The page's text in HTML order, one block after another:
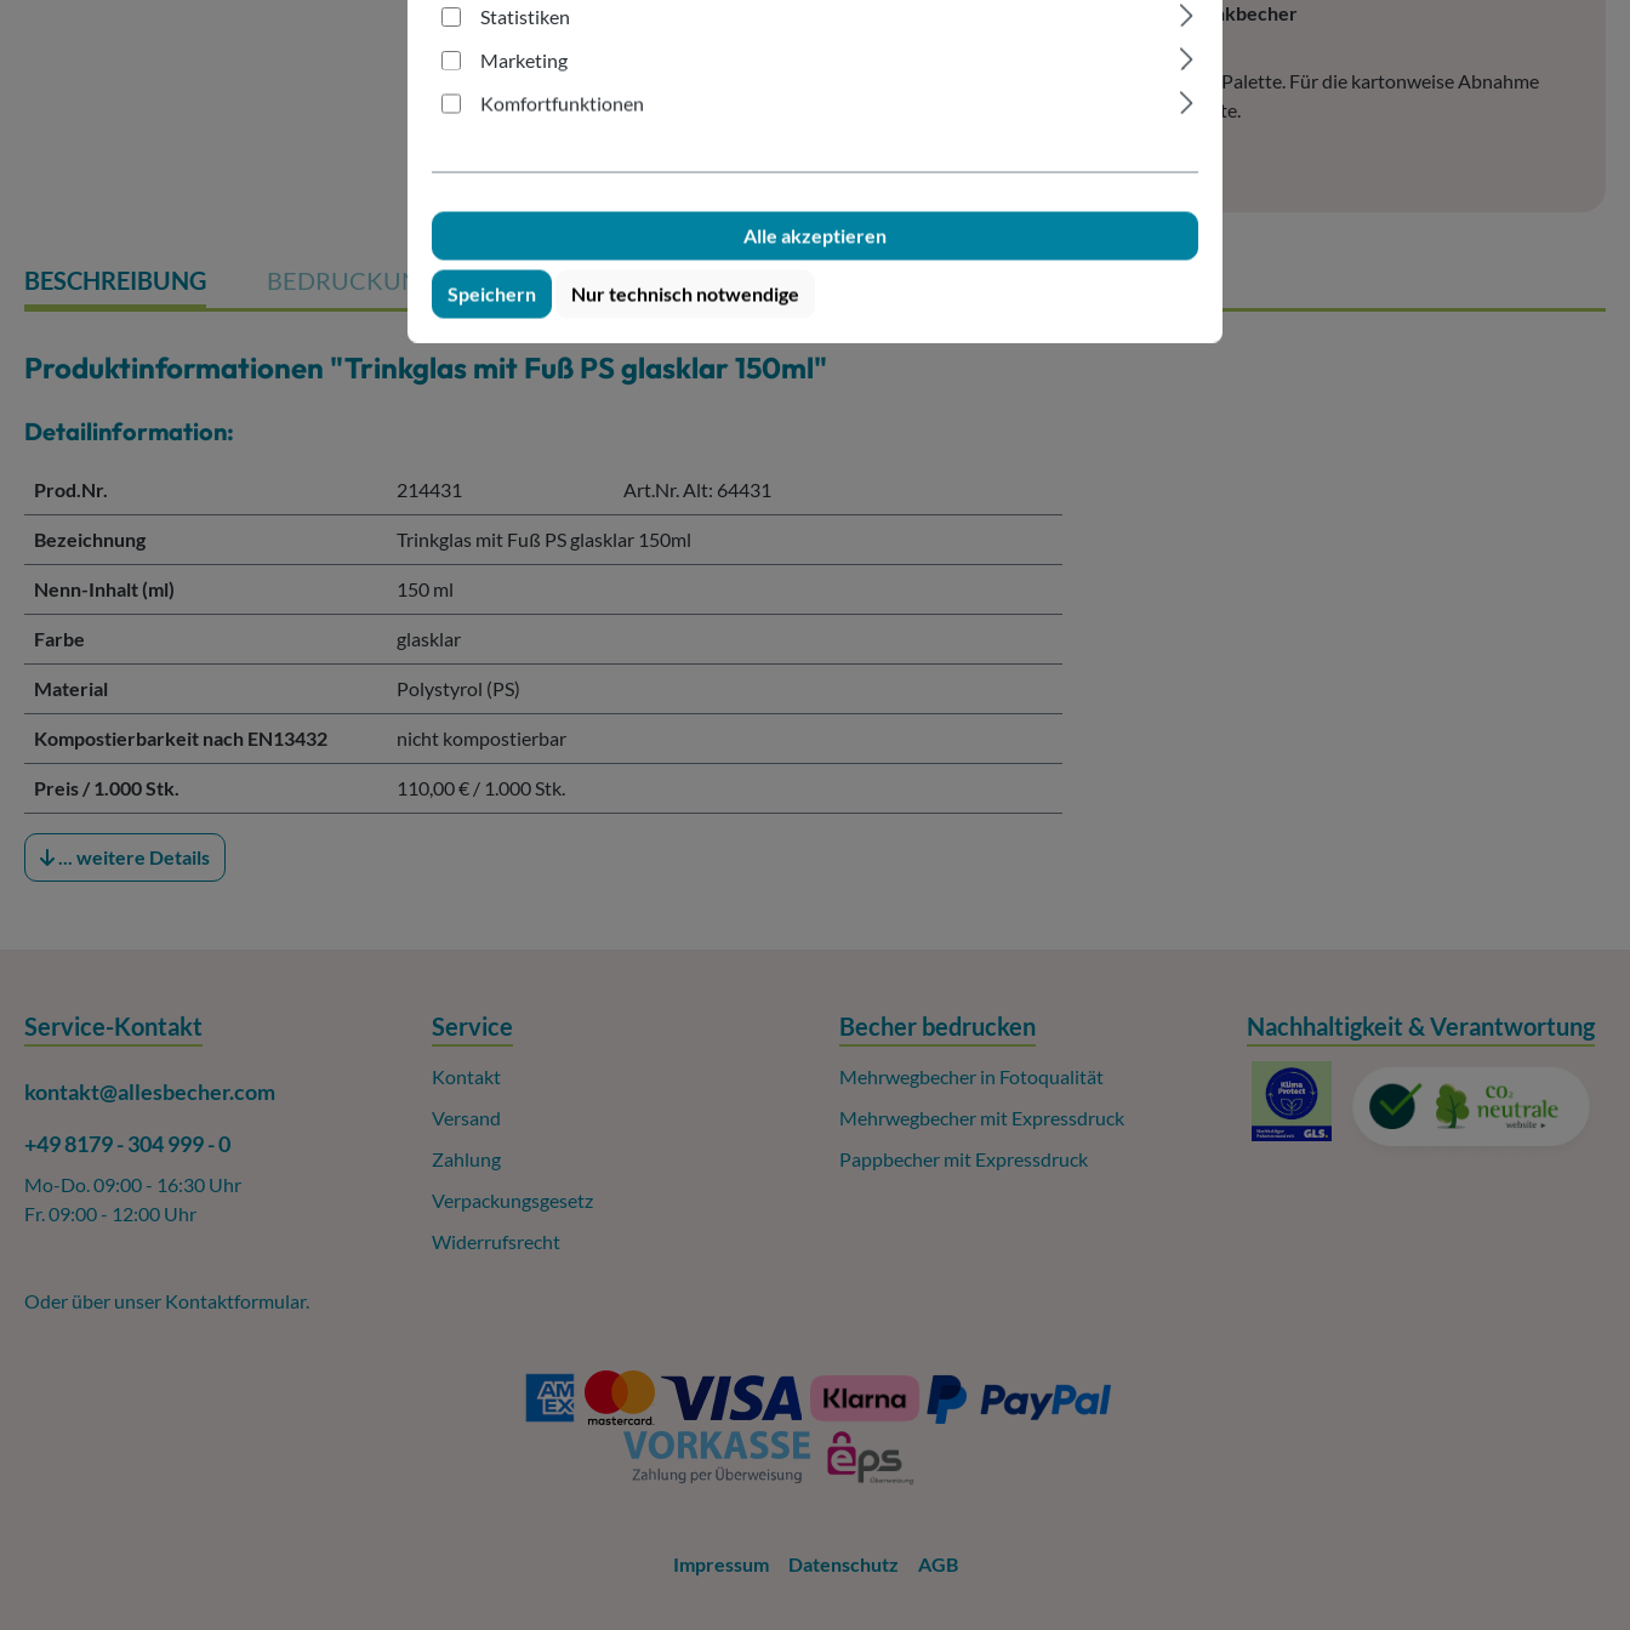
glasähnlicher Trinkbecher
Der Versand erfolgt auf Palette. Für die kartonweise Abnahme
kontaktieren Sie uns bitte.
BESCHREIBUNG BEDRUCKUNG
Produktinformationen "Trinkglas mit Fuß PS glasklar 150ml"
Detailinformation:
Prod.Nr. 214431 Art.Nr. Alt: 64431
Bezeichnung Trinkglas mit Fuß PS glasklar 150ml
Nenn-Inhalt (ml) 150 ml
Farbe glasklar
Material Polystyrol (PS)
Kompostierbarkeit nach EN13432 nicht kompostierbar
Preis / 1.000 Stk. 110,00 € / 1.000 Stk.
... weitere Details
Service-Kontakt
kontakt@allesbecher.com
+49 8179 - 304 999 - 0
Mo-Do. 09:00 - 16:30 Uhr
Fr. 09:00 - 12:00 Uhr
Oder über unser Kontaktformular.
Service
Kontakt
Versand
Zahlung
Verpackungsgesetz
Widerrufsrecht
Becher bedrucken
Mehrwegbecher in Fotoqualität
Mehrwegbecher mit Expressdruck
Pappbecher mit Expressdruck
Nachhaltigkeit & Verantwortung
Impressum Datenschutz AGB
Statistiken
Marketing
Komfortfunktionen
Alle akzeptieren
Speichern Nur technisch notwendige